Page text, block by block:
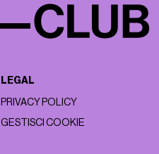
LEGAL
PRIVACY POLICY
GESTISCI COOKIE